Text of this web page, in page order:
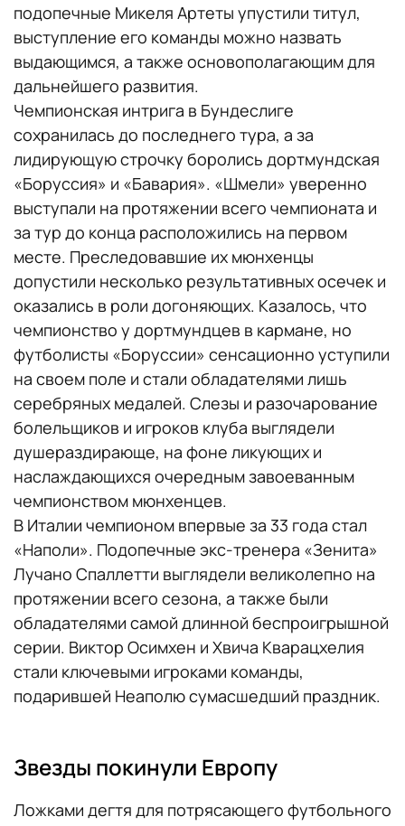
подопечные Микеля Артеты упустили титул,
выступление его команды можно назвать
выдающимся, а также основополагающим для
дальнейшего развития.
Чемпионская интрига в Бундеслиге
сохранилась до последнего тура, а за
лидирующую строчку боролись дортмундская
«Боруссия» и «Бавария». «Шмели» уверенно
выступали на протяжении всего чемпионата и
за тур до конца расположились на первом
месте. Преследовавшие их мюнхенцы
допустили несколько результативных осечек и
оказались в роли догоняющих. Казалось, что
чемпионство у дортмундцев в кармане, но
футболисты «Боруссии» сенсационно уступили
на своем поле и стали обладателями лишь
серебряных медалей. Слезы и разочарование
болельщиков и игроков клуба выглядели
душераздирающе, на фоне ликующих и
наслаждающихся очередным завоеванным
чемпионством мюнхенцев.
В Италии чемпионом впервые за 33 года стал
«Наполи». Подопечные экс-тренера «Зенита»
Лучано Спаллетти выглядели великолепно на
протяжении всего сезона, а также были
обладателями самой длинной беспроигрышной
серии. Виктор Осимхен и Хвича Кварацхелия
стали ключевыми игроками команды,
подарившей Неаполю сумасшедший праздник.
Звезды покинули Европу
Ложками дегтя для потрясающего футбольного